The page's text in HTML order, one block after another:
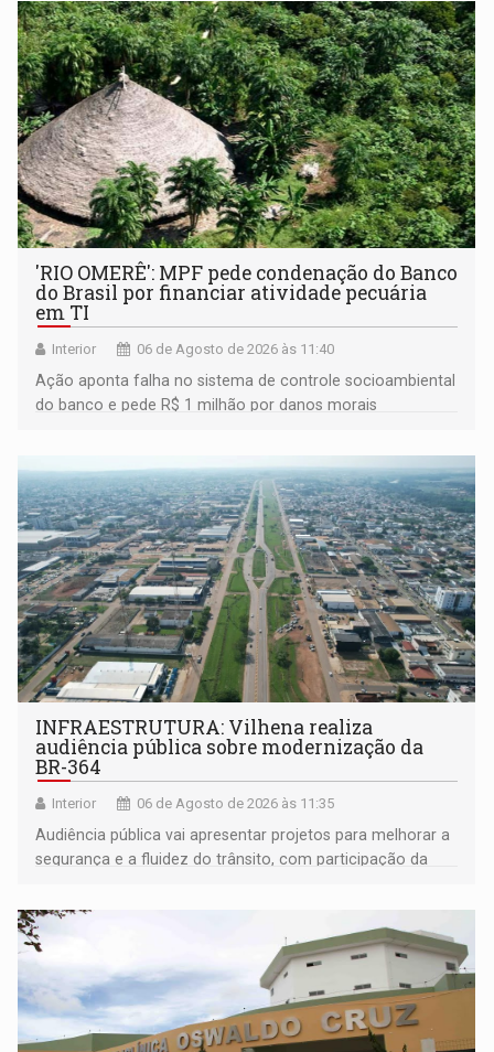
'RIO OMERÊ': MPF pede condenação do Banco
do Brasil por financiar atividade pecuária
em TI
Interior 06 de Agosto de 2026 às 11:40
Ação aponta falha no sistema de controle socioambiental
do banco e pede R$ 1 milhão por danos morais
INFRAESTRUTURA: Vilhena realiza
audiência pública sobre modernização da
BR-364
Interior 06 de Agosto de 2026 às 11:35
Audiência pública vai apresentar projetos para melhorar a
segurança e a fluidez do trânsito, com participação da